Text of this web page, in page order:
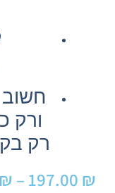
ורק
רק
197.00 ₪
–
₪